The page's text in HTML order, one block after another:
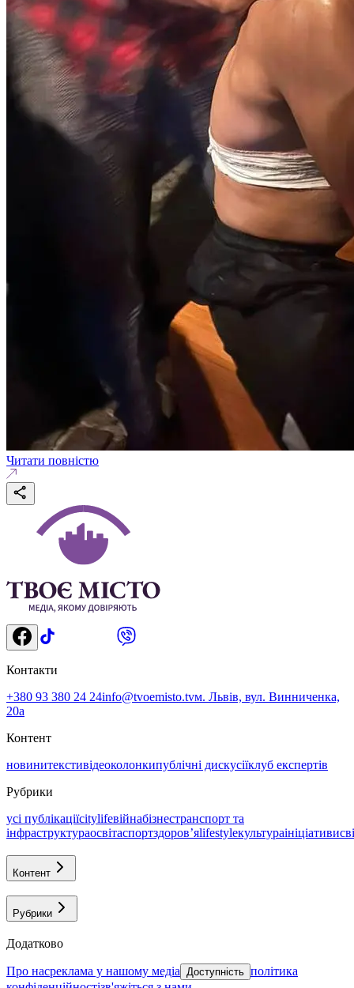
Читати повністю
Контакти
+380 93 380 24 24info@tvoemisto.tvм. Львів, вул. Винниченка,
20а
Контент
новинитекстивідеоколонкипублічні дискусіїклуб експертів
Рубрики
усі публікаціїcitylifeвійнабізнестранспорт та
інфраструктураосвітаспортздоровʼяlifestyleкультураініціативи
Контент
Рубрики
Додатково
про насреклама у нашому медіа Доступність політика